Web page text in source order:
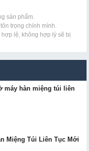
sản phẩm.
trọng chính mình.
lệ, không hợp lý sẽ bị
máy hàn miệng túi liên
Miệng Túi Liên Tục Mới